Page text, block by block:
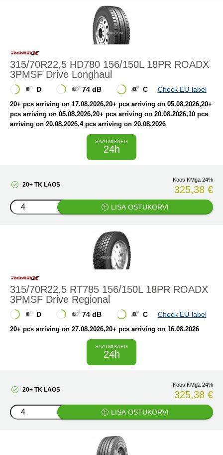
315/70R22,5 HD780 156/150L 18PR ROADX
3PMSF Drive Longhaul
D 74 dB C Check EU-label
20+ pcs arriving on 17.08.2026,20+ pcs arriving on 05.08.2026,20+
pcs arriving on 05.08.2026,20+ pcs arriving on 20.08.2026,10 pcs
arriving on 20.08.2026,4 pcs arriving on 20.08.2026
SAATMISAEG
24h
20+ TK LAOS
Koos KMga 24%
325,38 €
LISA OSTUKORVI
315/70R22,5 RT785 156/150L 18PR ROADX
3PMSF Drive Regional
D 74 dB C Check EU-label
20+ pcs arriving on 27.08.2026,20+ pcs arriving on 16.08.2026
SAATMISAEG
24h
20+ TK LAOS
Koos KMga 24%
325,38 €
LISA OSTUKORVI